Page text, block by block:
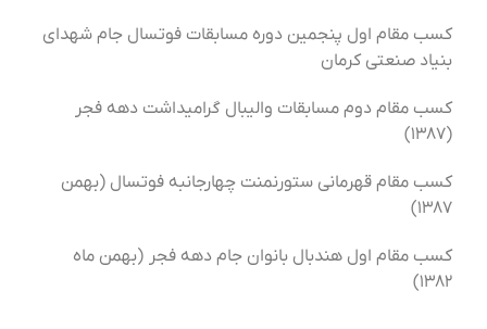
کسب مقام اول پنجمین دوره مسابقات فوتسال جام شهدای
بنیاد صنعتی کرمان
کسب مقام دوم مسابقات والیبال گرامیداشت دهه فجر
(۱۳۸۷)
كسب مقام قهرمانی ستورنمنت چهارجانبه فوتسال (بهمن
۱۳۸۷)
کسب مقام اول هندبال بانوان جام دهه فجر (بهمن ماه
۱۳۸۲)